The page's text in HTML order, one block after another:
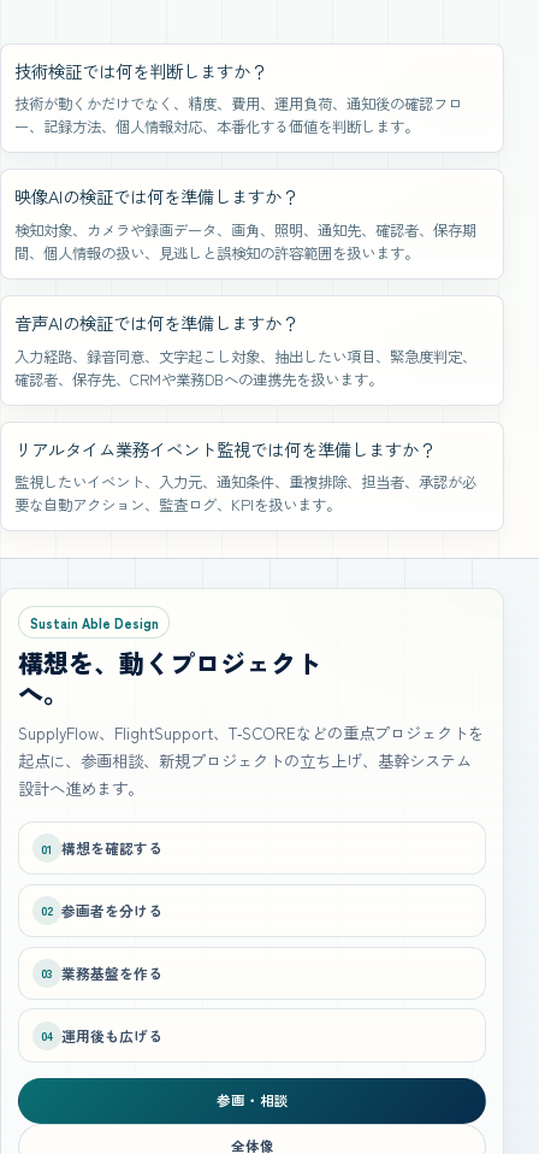
技術検証では何を判断しますか？
技術が動くかだけでなく、精度、費用、運用負荷、通知後の確認フロ
ー、記録方法、個人情報対応、本番化する価値を判断します。
映像AIの検証では何を準備しますか？
検知対象、カメラや録画データ、画角、照明、通知先、確認者、保存期
間、個人情報の扱い、見逃しと誤検知の許容範囲を扱います。
音声AIの検証では何を準備しますか？
入力経路、録音同意、文字起こし対象、抽出したい項目、緊急度判定、
確認者、保存先、CRMや業務DBへの連携先を扱います。
リアルタイム業務イベント監視では何を準備しますか？
監視したいイベント、入力元、通知条件、重複排除、担当者、承認が必
要な自動アクション、監査ログ、KPIを扱います。
Sustain Able Design
構想を、動くプロジェクト
へ。
SupplyFlow、FlightSupport、T‑SCOREなどの重点プロジェクトを
起点に、参画相談、新規プロジェクトの立ち上げ、基幹システム
設計へ進めます。
01 構想を確認する
02 参画者を分ける
03 業務基盤を作る
04 運用後も広げる
参画・相談
全体像